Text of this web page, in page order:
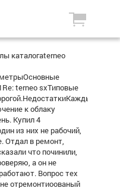
каталогаterneo
terneo sxТиповые
к облаку
Купил 4
из них не рабочий,
Отдал в ремонт,
что починили,
а он не
Вопрос тех
отремонтиоованый